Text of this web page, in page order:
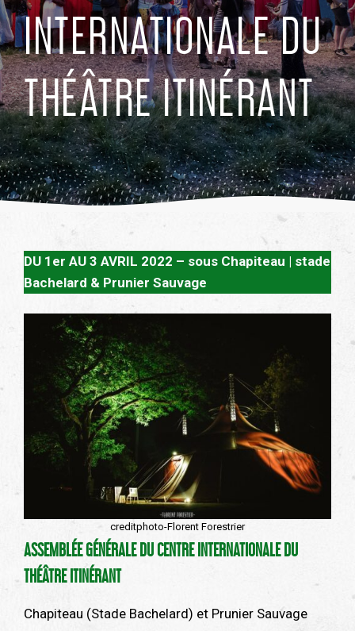
INTERNATIONALE DU
THÉÂTRE ITINÉRANT
DU 1er AU 3 AVRIL 2022 – sous Chapiteau | stade
Bachelard & Prunier Sauvage
creditphoto-Florent Forestrier
ASSEMBLÉE GÉNÉRALE DU CENTRE INTERNATIONALE DU
THÉÂTRE ITINÉRANT
Chapiteau (Stade Bachelard) et Prunier Sauvage